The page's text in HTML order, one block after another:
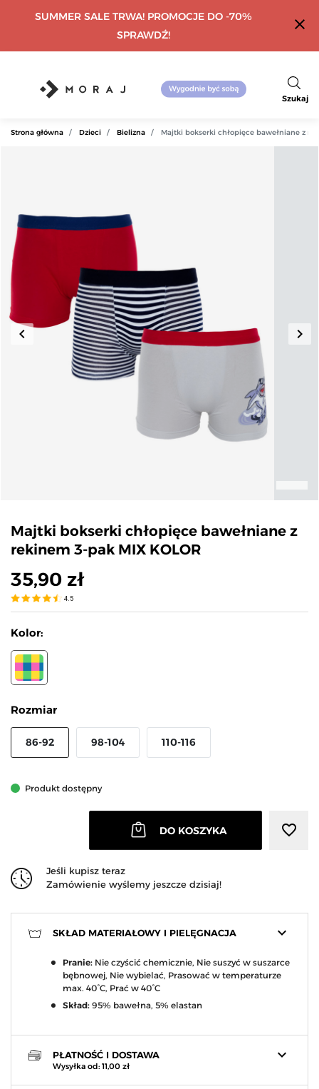
SUMMER SALE TRWA! PROMOCJE DO -70%
SPRAWDŹ!
close
Szukaj
Strona główna Dzieci Bielizna Majtki bokserki chłopięce bawełniane z
Poprzedni
keyboard_arrow_left keyboard_arrow_right
Majtki bokserki chłopięce bawełniane z
rekinem 3-pak MIX KOLOR
35,90 zł
4.5
Kolor:
MIX KOLOR
Rozmiar
86-92 98-104 110-116
Produkt dostępny
DO KOSZYKA favorite_border
Jeśli kupisz teraz
Zamówienie wyślemy jeszcze dzisiaj!
keyboard_arrow_down
SKŁAD MATERIAŁOWY I PIELĘGNACJA
Pranie: Nie czyścić chemicznie, Nie suszyć w suszarce
bębnowej, Nie wybielać, Prasować w temperaturze
max. 40°C, Prać w 40°C
Skład: 95% bawełna, 5% elastan
keyboard_arrow_down
PŁATNOŚĆ I DOSTAWA
Wysyłka od: 11,00 zł